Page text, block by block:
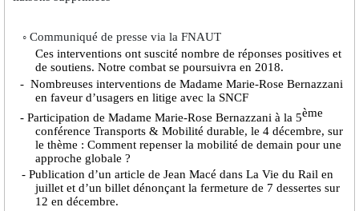
◦ Communiqué de presse via la FNAUT
Ces interventions ont suscité nombre de réponses positives et
de soutiens. Notre combat se poursuivra en 2018.
- Nombreuses interventions de Madame Marie-Rose Bernazzani
en faveur d’usagers en litige avec la SNCF
- Participation de Madame Marie-Rose Bernazzani à la 5ème
conférence Transports & Mobilité durable, le 4 décembre, sur
le thème : Comment repenser la mobilité de demain pour une
approche globale ?
-Publication d’un article de Jean Macé dans La Vie du Rail en
juillet et d’un billet dénonçant la fermeture de 7 dessertes sur
12 en décembre.